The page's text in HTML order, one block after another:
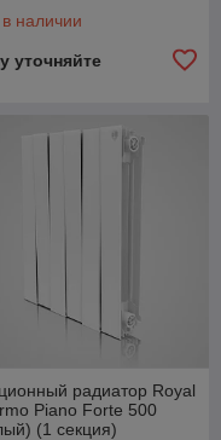
наличии
уточняйте
радиатор Royal
Piano Forte 500
(1 секция)